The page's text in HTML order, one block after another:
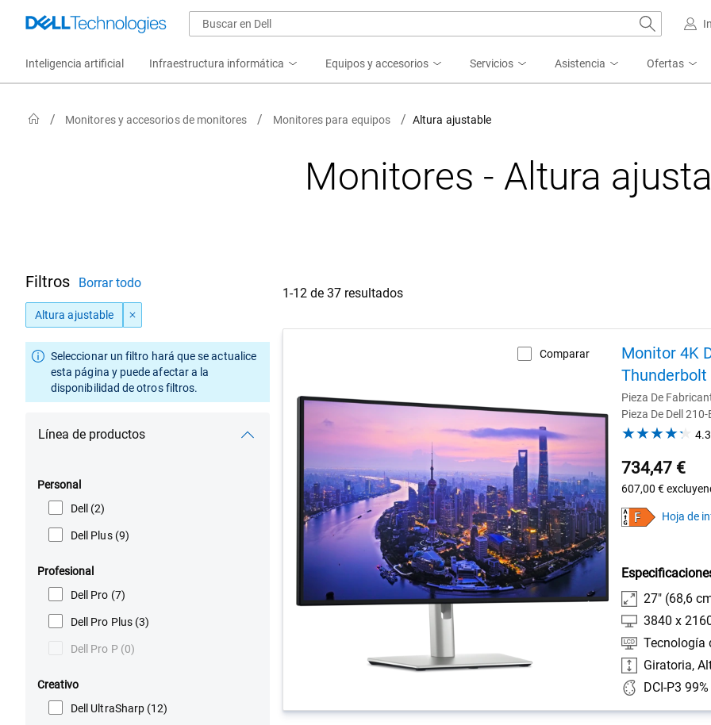
Inteligencia artificial Infraestructura informática Equipos y accesorios Servicios Asistencia Ofertas
Monitores y accesorios de monitores Monitores para equipos Altura ajustable
Monitores - Altura
Filtros Borrar todo
Altura ajustable
Seleccionar un filtro hará que se actualice
esta página y puede afectar a la
disponibilidad de otros filtros.
Línea de productos
Personal
Dell (2)
Dell Plus (9)
Profesional
Dell Pro (7)
Dell Pro Plus (3)
Dell Pro P (0)
Creativo
Dell UltraSharp (12)
1-12 de 37 resultados
Comparar
Monitor 4K
Thunderbolt
Pieza De
Pieza De Dell 210-
4.3
734,47 €
607,00 €
Hoja de
27" (68,6
3840 x
Tecnología
Giratoria,